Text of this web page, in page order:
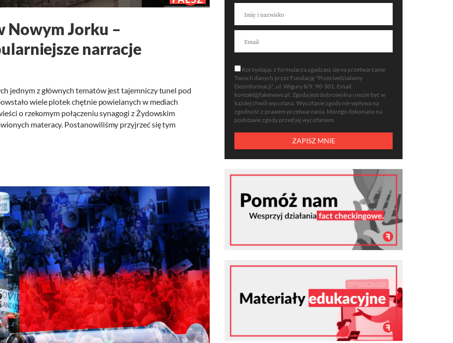
Nowym Jorku –
narracje
jednym z głównych tematów jest tajemniczy tunel pod
wiele plotek chętnie powielanych w mediach
o rzekomym połączeniu synagogi z Żydowskim
materacy. Postanowiliśmy przyjrzeć się tym
Korzystając z formularza zgadzasz się na przetwarzanie
Twoich danych przez Fundację "Przeciwdziałamy
Dezinformacji", ul. Wigury 8/9, 90-301. Email:
kontakt@fakenews.pl. Zgoda jest dobrowolna i może być w
każdej chwili wycofana. Wycofanie zgody nie wpływa na
zgodność z prawem przetwarzania, którego dokonano na
podstawie zgody przed jej wycofaniem.